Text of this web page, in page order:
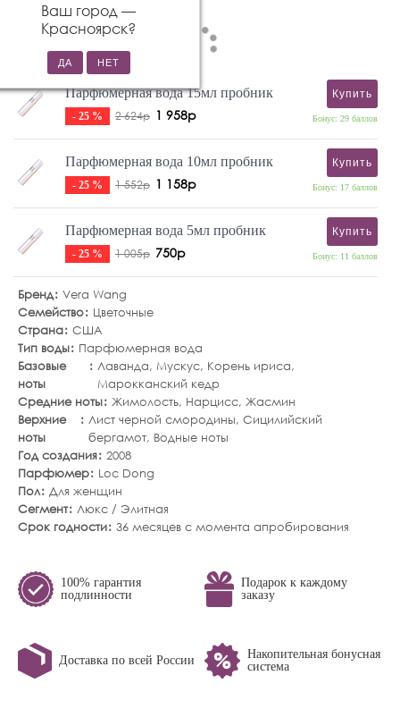
Ваш город —
Красноярск?
Парфюмерная вода 15мл пробник
- 25 % 2 624р 1 958р
Купить
Бонус: 29 баллов
Парфюмерная вода 10мл пробник
- 25 % 1 552р 1 158р
Купить
Бонус: 17 баллов
Парфюмерная вода 5мл пробник
- 25 % 1 005р 750р
Купить
Бонус: 11 баллов
Бренд Vera Wang
Семейство
Цветочные
Страна США
Тип воды
Парфюмерная вода
Базовые
ноты
Лаванда, Мускус, Корень ириса,
Марокканский кедр
Средние ноты Жимолость, Нарцисс, Жасмин
Верхние
ноты
Лист черной смородины,Сицилийский
бергамот, Водные ноты
Год создания 2008
Парфюмер
Loc Dong
Пол Для женщин
Сегмент Люкс / Элитная
Срок годности 36 месяцев с момента апробирования
100% гарантия
подлинности
Подарок к каждому
заказу
Доставка по всей России
Накопительная бонусная
система